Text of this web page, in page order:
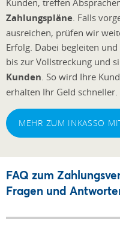
Zahlungspläne . Falls
ausreichen, prüfen wir
Erfolg. Dabei begleiten
bis zur Vollstreckung und
Kunden . So wird Ihre
erhalten Ihr Geld schneller.
MEHR ZUM INKASSO
FAQ zum
Fragen und